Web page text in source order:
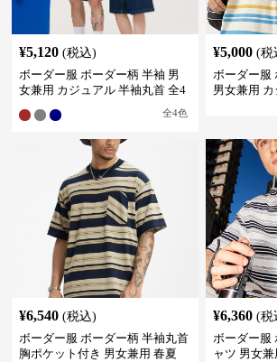
¥5,120 (税込)
ボーダー服 ボーダー柄 半袖 男
女兼用 カジュアル 半袖丸首 全4
全4色
¥5,000 (税
ボーダー服
男女兼用
¥6,540 (税込)
ボーダー服 ボーダー柄 半袖丸首
胸ポケット付き 男女兼用 春夏
¥6,360 (税
ボーダー服
ャツ 男女